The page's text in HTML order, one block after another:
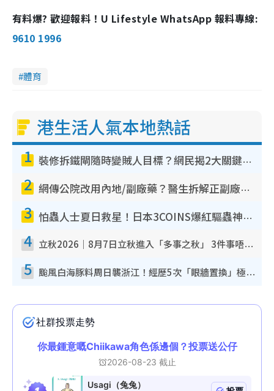
有料爆? 歡迎報料！U Lifestyle WhatsApp 報料專線:
9610 1996
體育
港生活人氣本地熱話
1 裝修拆鐵閘隨時變賊人目標？網民揭2大關鍵用途：裝新式等於白裝？附新舊鐵閘分別
2 網傳公院改用內地/副廠藥？醫生拆解正副廠分別 揭4類人換藥隨時出事
3 怕蟲人士夏日救星！日本3COINS爆紅驅蟲神器$45起 1招「全程免觸碰」輕鬆搞定小強
4 立秋2026｜8月7日立秋進入「多事之秋」 3件事唔做得！專家教6招開運 清枱頭／銀包納氣接好運
5 颱風白海豚料周日襲浙江！經歷5次「眼牆置換」極罕見 成登陸內地最長途颱風